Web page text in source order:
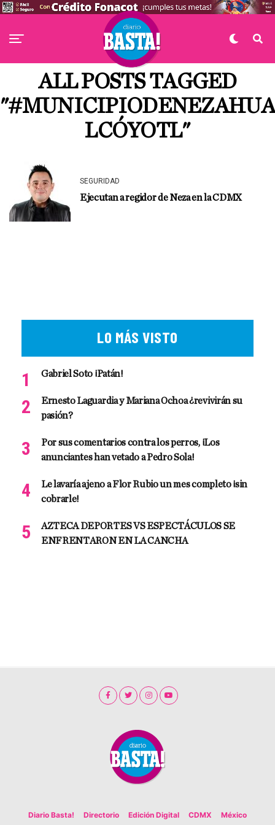
ALL POSTS TAGGED
"#MUNICIPIODENEZAHUA
LCÓYOTL"
SEGURIDAD
Ejecutan a regidor de Neza en la CDMX
LO MÁS VISTO
Gabriel Soto ¡Patán!
Ernesto Laguardia y Mariana Ochoa ¿revivirán su
pasión?
Por sus comentarios contra los perros, ¡Los
anunciantes han vetado a Pedro Sola!
Le lavaría ajeno a Flor Rubio un mes completo ¡sin
cobrarle!
AZTECA DEPORTES VS ESPECTÁCULOS SE
ENFRENTARON EN LA CANCHA
Diario Basta! Directorio Edición Digital CDMX México